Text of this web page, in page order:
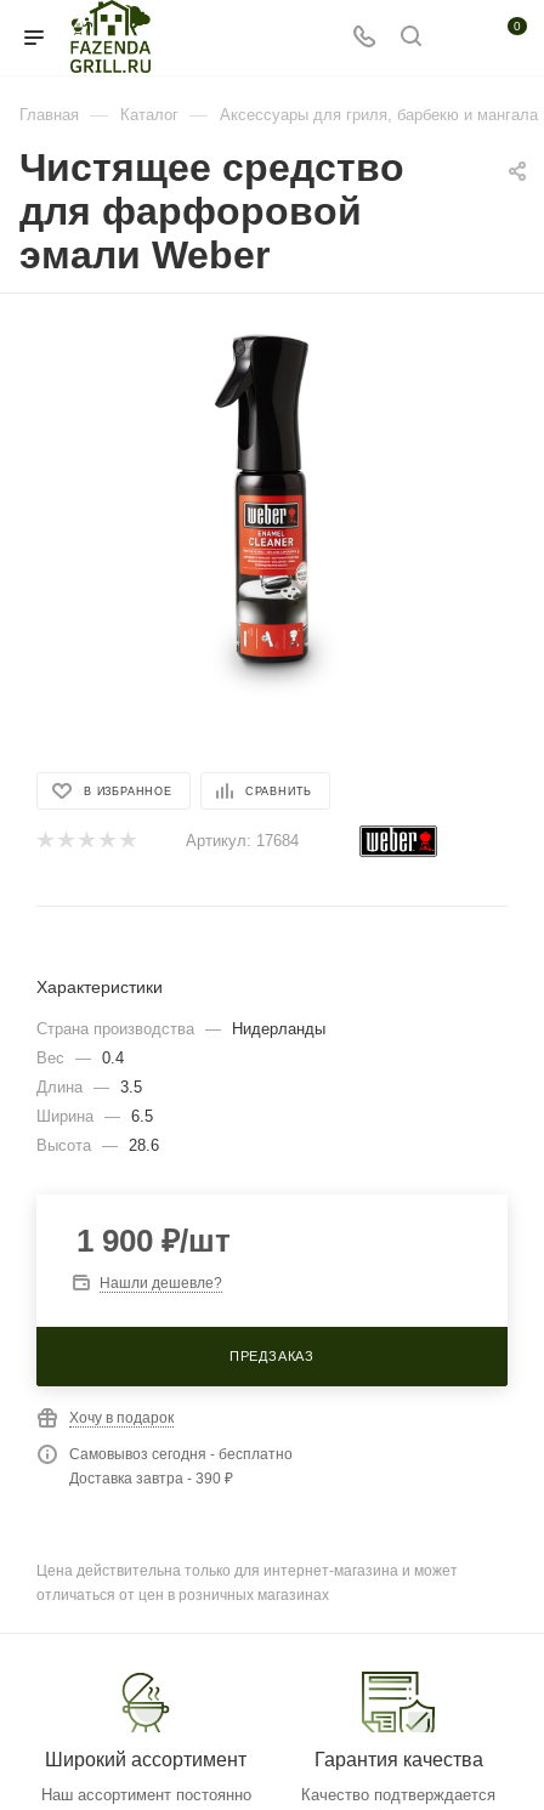
0
Главная — Каталог — Аксессуары для гриля, барбекю и мангала
Чистящее средство
для фарфоровой
эмали Weber
В ИЗБРАННОЕ СРАВНИТЬ
Артикул: 17684
Характеристики
Страна производства —
Нидерланды
Вес
— 0.4
Длина — 3.5
Ширина — 6.5
Высота — 28.6
1 900 ₽/шт
Нашли дешевле?
ПРЕДЗАКАЗ
Хочу в подарок
Самовывоз сегодня - бесплатно
Доставка завтра - 390 ₽
Цена действительна только для интернет-магазина и может
отличаться от цен в розничных магазинах
Широкий ассортимент
Наш ассортимент постоянно
Гарантия качества
Качество подтверждается